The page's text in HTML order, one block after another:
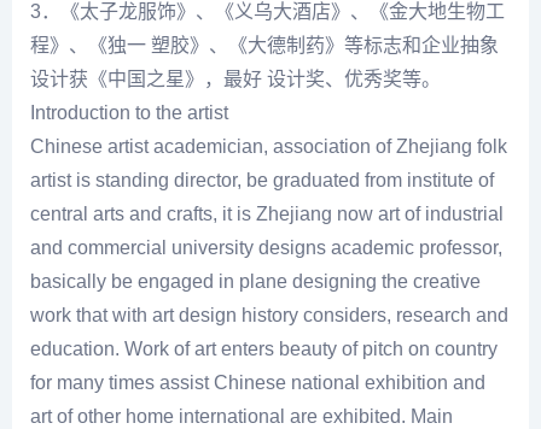
3．《太子龙服饰》、《义乌大酒店》、《金大地生物工
程》、《独一 塑胶》、《大德制药》等标志和企业抽象
设计获《中国之星》，最好 设计奖、优秀奖等。
Introduction to the artist
Chinese artist academician, association of Zhejiang folk
artist is standing director, be graduated from institute of
central arts and crafts, it is Zhejiang now art of industrial
and commercial university designs academic professor,
basically be engaged in plane designing the creative
work that with art design history considers, research and
education. Work of art enters beauty of pitch on country
for many times assist Chinese national exhibition and
art of other home international are exhibited. Main